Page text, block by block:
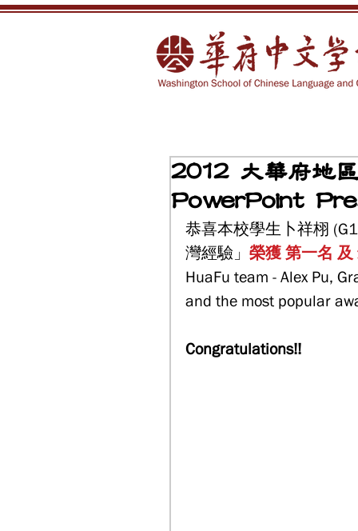
2012 大華府地
PowerPoint
恭喜本校學生卜祥栩
灣經驗」 榮獲 第一名
HuaFu team - Alex Pu,
and the most popular
Congratulations!!